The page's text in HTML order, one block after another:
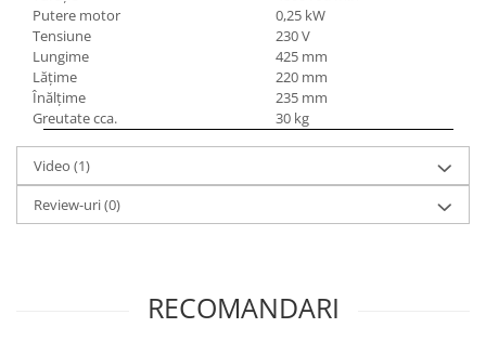
Roti de lustruit
Standuri pentru ferăstraie cu
bandă
Standuri pentru mașini de găurit și
frezat
Standuri pentru mașini de șlefuit
Standuri pentru strunguri metal
Unelte striere
Putere motor
0,25 kW
Tensiune
230 V
Lungime
425 mm
Lăţime
220 mm
Înălţime
235 mm
Greutate cca.
30 kg
Video (1)
Review-uri(0)
RECOMANDARI